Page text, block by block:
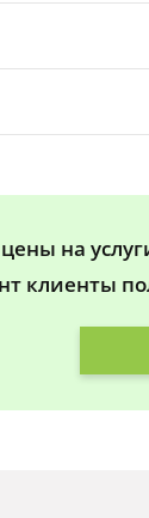
на
клиенты